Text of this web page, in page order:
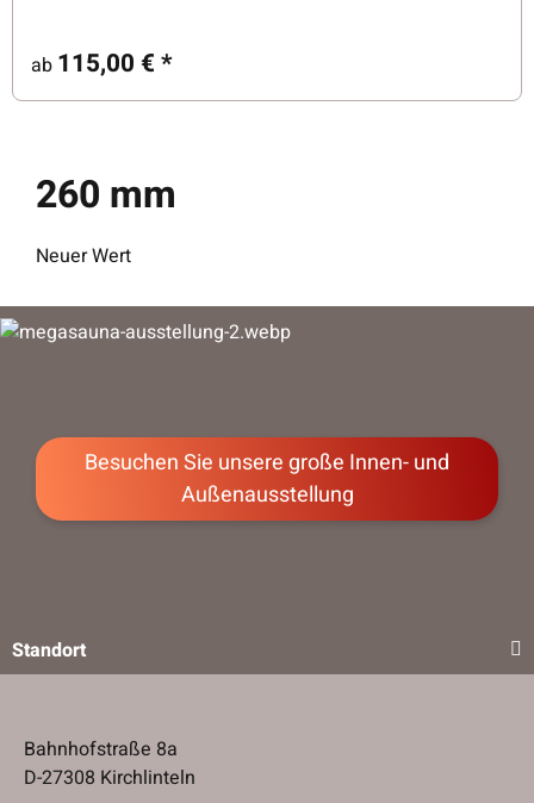
ab 115,00 €*
260 mm
Neuer Wert
Besuchen Sie unsere große Innen- und
Außenausstellung
Standort
Bahnhofstraße 8a
D-27308 Kirchlinteln